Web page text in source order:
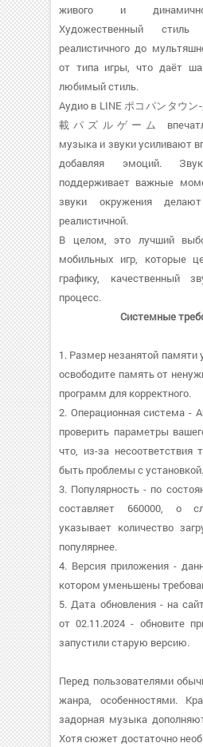
живого и
Художественный стиль
реалистичного до
от типа игры, что даёт
любимый стиль.
Аудио в LINE ポコパンタウ
載パズルゲーム
музыка и звуки усиливают
добавляя эмоций.
поддерживает важные
звуки окружения
реалистичной.
В целом, это лучший
мобильных игр, которые
графику, качественный
процесс.
Системные
1. Размер незанятой памяти
освободите память от
программ для корректного.
2. Операционная система -
проверить параметры
что, из-за несоответствия
быть проблемы с установкой.
3. Популярность - по
составляет 660000, о
указывает количество
популярнее.
4. Версия приложения -
котором уменьшены
5. Дата обновления - на
от 02.11.2024 - обновите
запустили старую версию.
Перед пользователями
жанра, особенностями.
задорная музыка
Хотя сюжет достаточно